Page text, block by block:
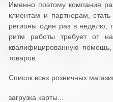
Именно поэтому компания
клиентам и партнерам,
регионы один раз в неделю,
ритм работы требует от
квалифицированную помощь,
товаров.
Список всех розничных
загрузка карты...